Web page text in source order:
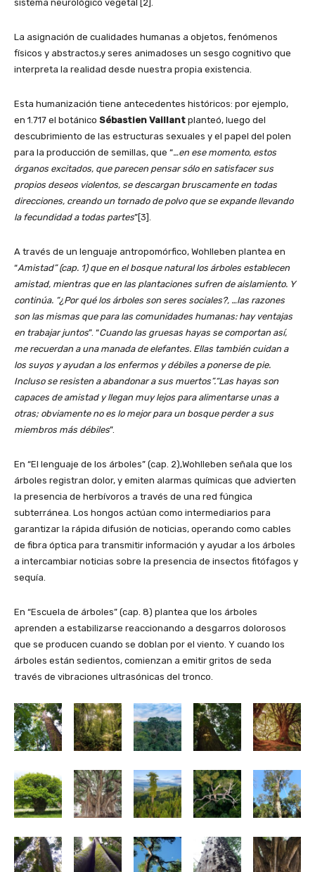
sistema neurológico vegetal [2].
La asignación de cualidades humanas a objetos, fenómenos
físicos y abstractos,y seres animadoses un sesgo cognitivo que
interpreta la realidad desde nuestra propia existencia.
Esta humanización tiene antecedentes históricos: por ejemplo,
en 1.717 el botánico Sébastien Vaillant planteó, luego del
descubrimiento de las estructuras sexuales y el papel del polen
para la producción de semillas, que “…en ese momento, estos
órganos excitados, que parecen pensar sólo en satisfacer sus
propios deseos violentos, se descargan bruscamente en todas
direcciones, creando un tornado de polvo que se expande llevando
la fecundidad a todas partes”[3].
A través de un lenguaje antropomórfico, Wohlleben plantea en
“Amistad” (cap. 1) que en el bosque natural los árboles establecen
amistad, mientras que en las plantaciones sufren de aislamiento. Y
continúa. “¿Por qué los árboles son seres sociales?, …las razones
son las mismas que para las comunidades humanas: hay ventajas
en trabajar juntos”. “Cuando las gruesas hayas se comportan así,
me recuerdan a una manada de elefantes. Ellas también cuidan a
los suyos y ayudan a los enfermos y débiles a ponerse de pie.
Incluso se resisten a abandonar a sus muertos”.“Las hayas son
capaces de amistad y llegan muy lejos para alimentarse unas a
otras; obviamente no es lo mejor para un bosque perder a sus
miembros más débiles”.
En “El lenguaje de los árboles” (cap. 2),Wohlleben señala que los
árboles registran dolor, y emiten alarmas químicas que advierten
la presencia de herbívoros a través de una red fúngica
subterránea. Los hongos actúan como intermediarios para
garantizar la rápida difusión de noticias, operando como cables
de fibra óptica para transmitir información y ayudar a los árboles
a intercambiar noticias sobre la presencia de insectos fitófagos y
sequía.
En “Escuela de árboles” (cap. 8) plantea que los árboles
aprenden a estabilizarse reaccionando a desgarros dolorosos
que se producen cuando se doblan por el viento. Y cuando los
árboles están sedientos, comienzan a emitir gritos de seda
través de vibraciones ultrasónicas del tronco.